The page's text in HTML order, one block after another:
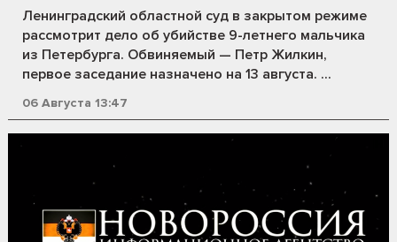
Ленинградский областной суд в закрытом режиме
рассмотрит дело об убийстве 9-летнего мальчика
из Петербурга. Обвиняемый — Петр Жилкин,
первое заседание назначено на 13 августа. ...
06 Августа 13:47